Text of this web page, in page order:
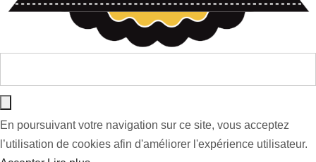
En poursuivant votre navigation sur ce site, vous acceptez
l’utilisation de cookies afin d'améliorer l'expérience utilisateur.